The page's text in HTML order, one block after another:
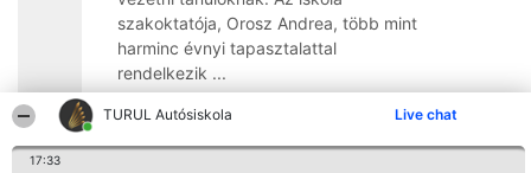
TURUL Autósiskola Live chat
17:33
szakoktatója, Orosz Andrea, több mint
harminc évnyi tapasztalattal
rendelkezik ...
9.6